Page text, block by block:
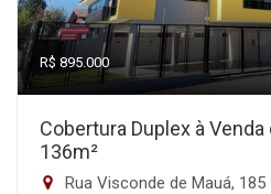
R$ 895.000
Cobertura Duplex à
136m²
Rua Visconde de Mauá, 185 -